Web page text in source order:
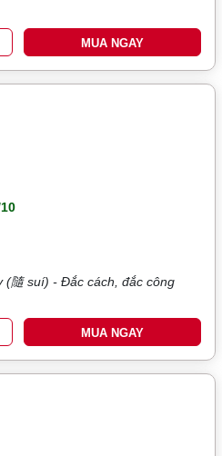
MUA NGAY
(隨 suí) - Đắc cách, đắc công
MUA NGAY